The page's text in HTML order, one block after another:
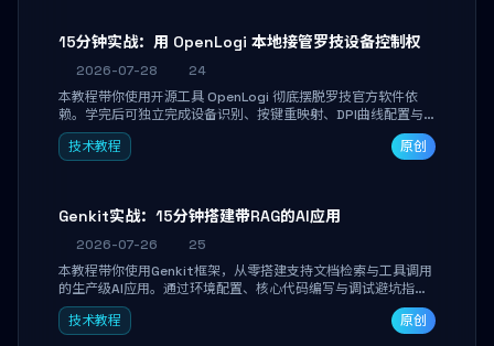
15分钟实战：用 OpenLogi 本地接管罗技设备控制权
2026-07-28
24
本教程带你使用开源工具 OpenLogi 彻底摆脱罗技官方软件依
赖。学完后可独立完成设备识别、按键重映射、DPI曲线配置与
SmartShift调节，实现完全离线控制，保护隐私并释放硬件性
能。
技术教程 原创
Genkit实战：15分钟搭建带RAG的AI应用
2026-07-26
25
本教程带你使用Genkit框架，从零搭建支持文档检索与工具调用
的生产级AI应用。通过环境配置、核心代码编写与调试避坑指
南，学完即可掌握多模型切换、RAG管道构建及函数调用注册，
独立开发高效AI智能体。
技术教程 原创